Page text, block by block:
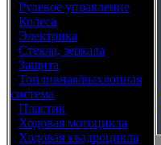
Рулевое управление
Колеса
Электрика
Стекла, зеркала
Защита
Топливная/выхлопная
система
Пластик
Ходовая мотоцикла
Ходовая квадроцикла